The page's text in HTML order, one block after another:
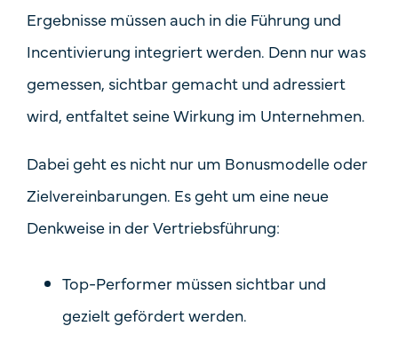
Ergebnisse müssen auch in die Führung und
Incentivierung integriert werden. Denn nur was
gemessen, sichtbar gemacht und adressiert
wird, entfaltet seine Wirkung im Unternehmen.
Dabei geht es nicht nur um Bonusmodelle oder
Zielvereinbarungen. Es geht um eine neue
Denkweise in der Vertriebsführung:
Top-Performer müssen sichtbar und
gezielt gefördert werden.